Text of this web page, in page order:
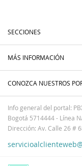
SECCIONES
MÁS INFORMACIÓN
CONOZCA NUESTROS
Info general del portal:
Bogotá 5714444 - Línea
Dirección: Av. Calle 26 #